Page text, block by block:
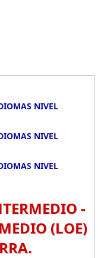
NIVEL
NIVEL
NIVEL
-
(LOE)